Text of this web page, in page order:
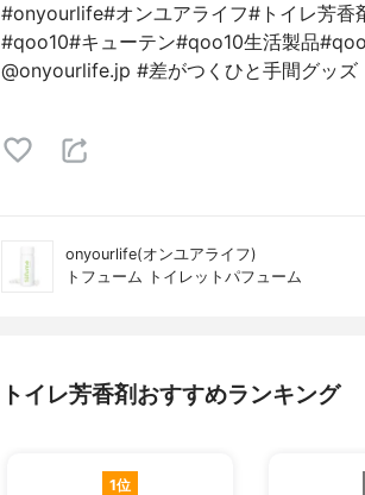
#onyourlife#オンユアライフ#トイレ芳香
#qoo10#キューテン#qoo10生活製品
@onyourlife.jp #差がつくひと手間グッズ
onyourlife(オンユアライフ)
トフューム トイレットパフューム
トイレ芳香剤おすすめランキング
1位